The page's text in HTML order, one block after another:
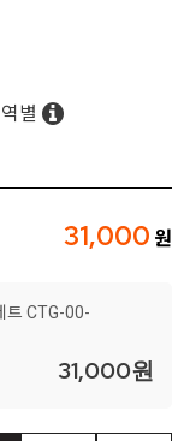
별
31,000
트 CTG-00-
31,000원